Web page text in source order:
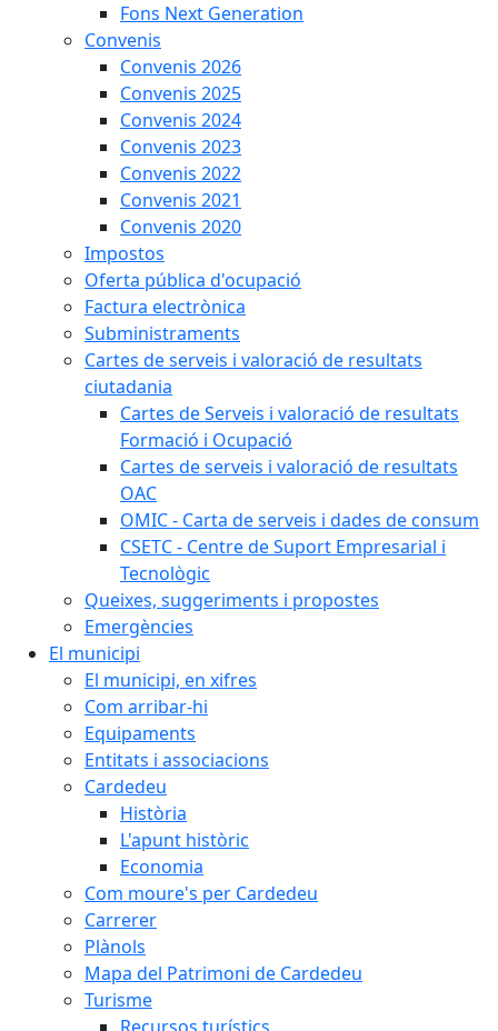
Fons Next Generation
Convenis
Convenis 2026
Convenis 2025
Convenis 2024
Convenis 2023
Convenis 2022
Convenis 2021
Convenis 2020
Impostos
Oferta pública d'ocupació
Factura electrònica
Subministraments
Cartes de serveis i valoració de resultats
ciutadania
Cartes de Serveis i valoració de resultats
Formació i Ocupació
Cartes de serveis i valoració de resultats
OAC
OMIC - Carta de serveis i dades de consum
CSETC - Centre de Suport Empresarial i
Tecnològic
Queixes, suggeriments i propostes
Emergències
El municipi
El municipi, en xifres
Com arribar-hi
Equipaments
Entitats i associacions
Cardedeu
Història
L'apunt històric
Economia
Com moure's per Cardedeu
Carrerer
Plànols
Mapa del Patrimoni de Cardedeu
Turisme